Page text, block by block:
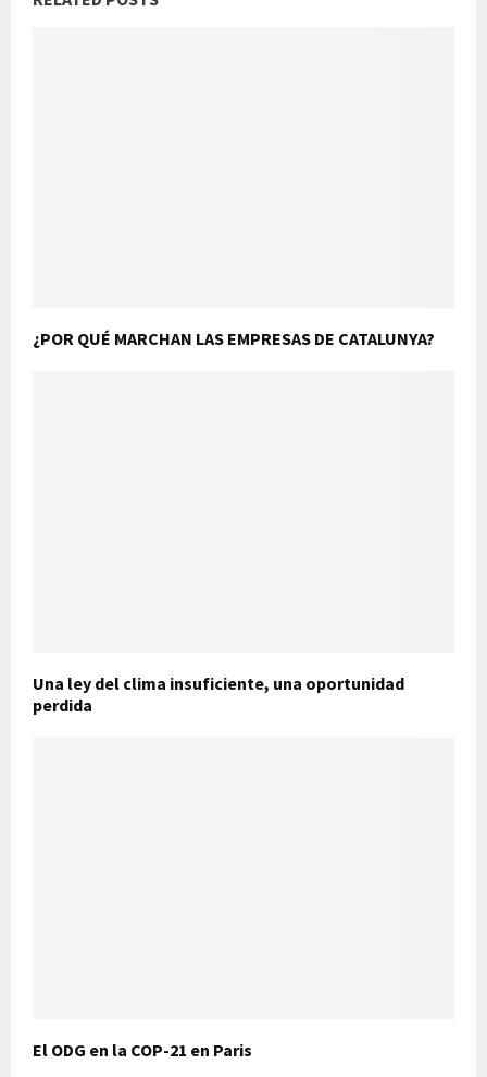
¿POR QUÉ MARCHAN LAS EMPRESAS DE CATALUNYA?
Una ley del clima insuficiente, una oportunidad
perdida
El ODG en la COP-21 en Paris